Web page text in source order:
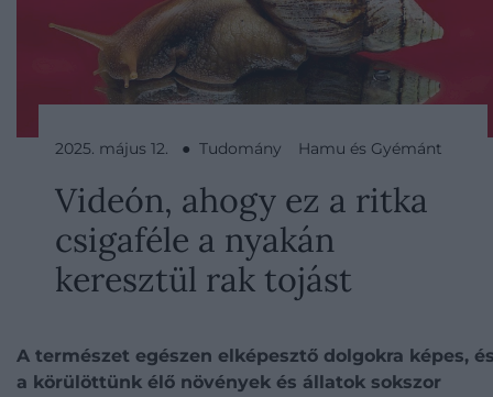
2025. május 12. ● Tudomány Hamu és Gyémánt
Videón, ahogy ez a ritka
csigaféle a nyakán
keresztül rak tojást
A természet egészen elképesztő dolgokra képes,
a körülöttünk élő növények és állatok sokszor